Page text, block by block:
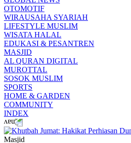
OTOMOTIF
WIRAUSAHA SYARIAH
LIFESTYLE MUSLIM
WISATA HALAL
EDUKASI & PESANTREN
MASJID
AL QURAN DIGITAL
MUROTTAL
SOSOK MUSLIM
SPORTS
HOME & GARDEN
COMMUNITY
INDEX
Masjid